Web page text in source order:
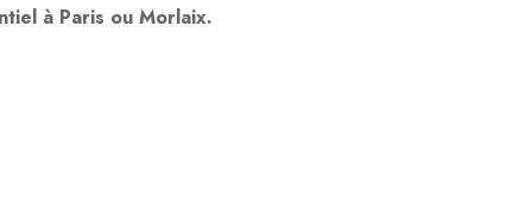
à Paris ou Morlaix.